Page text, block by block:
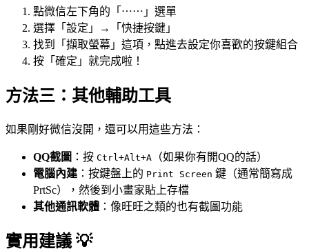
點微信左下角的「⋯⋯」選單
選擇「設定」→「快捷按鍵」
找到「擷取螢幕」這項，點進去設定你喜歡的按鍵組合
按「確定」就完成啦！
方法三：其他輔助工具
如果剛好微信沒開，還可以用這些方法：
QQ截圖 ：按 Ctrl+Alt+A （如果你有開QQ的話）
電腦內建 ：按鍵盤上的 Print Screen 鍵（通常簡寫成
PrtSc），然後到小畫家貼上存檔
其他通訊軟體 ：像旺旺之類的也有截圖功能
實用建議 💡